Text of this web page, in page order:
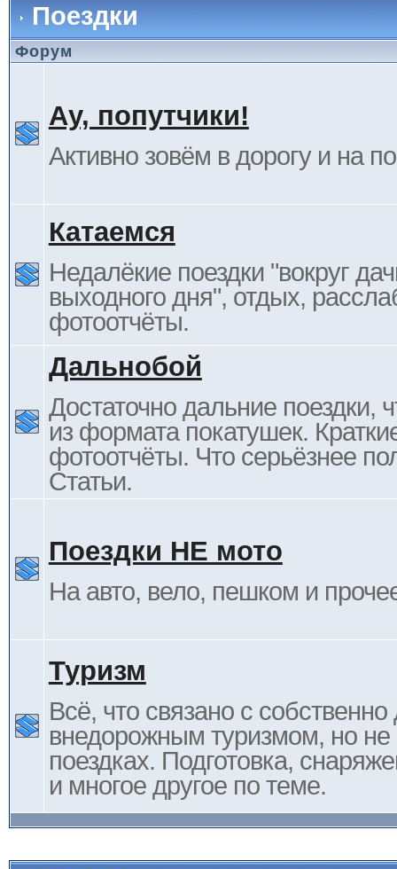
Поездки
Форум
Ау, попутчики!
Активно зовём в дорогу и на
Катаемся
Недалёкие поездки "вокруг
выходного дня", отдых,
фотоотчёты.
Дальнобой
Достаточно дальние поездки,
из формата покатушек.
фотоотчёты. Что серьёзнее
Статьи.
Поездки НЕ мото
На авто, вело, пешком и
Туризм
Всё, что связано с
внедорожным туризмом, но не
поездках. Подготовка,
и многое другое по теме.